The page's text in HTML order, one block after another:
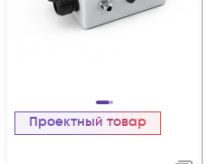
Проектный товар